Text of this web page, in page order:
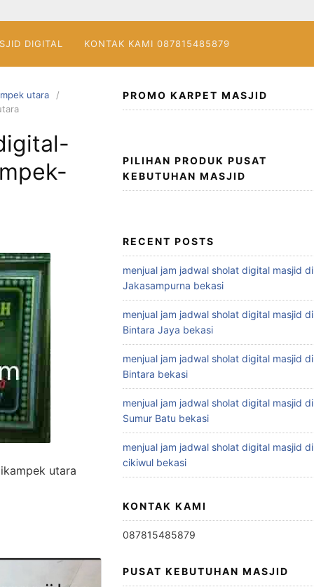
DIGITAL KONTAK KAMI 087815485879
utara
utara
PROMO KARPET MASJID
PILIHAN PRODUK PUSAT
KEBUTUHAN MASJID
RECENT POSTS
menjual jam jadwal sholat digital masjid di
Jakasampurna bekasi
menjual jam jadwal sholat digital masjid di
Bintara Jaya bekasi
menjual jam jadwal sholat digital masjid di
Bintara bekasi
menjual jam jadwal sholat digital masjid di
Sumur Batu bekasi
menjual jam jadwal sholat digital masjid di
cikiwul bekasi
KONTAK KAMI
087815485879
PUSAT KEBUTUHAN MASJID